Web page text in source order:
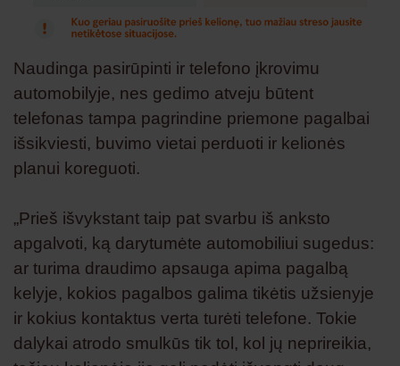
Naudinga pasirūpinti ir telefono įkrovimu
automobilyje, nes gedimo atveju būtent
telefonas tampa pagrindine priemone pagalbai
išsikviesti, buvimo vietai perduoti ir kelionės
planui koreguoti.
„Prieš išvykstant taip pat svarbu iš anksto
apgalvoti, ką darytumėte automobiliui sugedus:
ar turima draudimo apsauga apima pagalbą
kelyje, kokios pagalbos galima tikėtis užsienyje
ir kokius kontaktus verta turėti telefone. Tokie
dalykai atrodo smulkūs tik tol, kol jų neprireikia,